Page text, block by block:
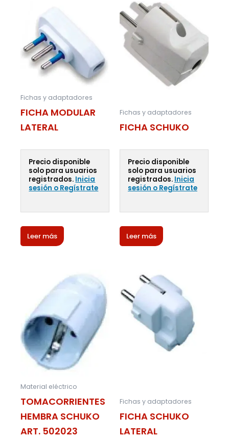
Fichas y adaptadores
FICHA MODULAR
LATERAL
Precio disponible
solo para usuarios
registrados. Inicia
sesión o Regístrate
Leer más
Fichas y adaptadores
FICHA SCHUKO
Precio disponible
solo para usuarios
registrados. Inicia
sesión o Regístrate
Leer más
Material eléctrico
TOMACORRIENTES
HEMBRA SCHUKO
ART. 502023
Fichas y adaptadores
FICHA SCHUKO
LATERAL